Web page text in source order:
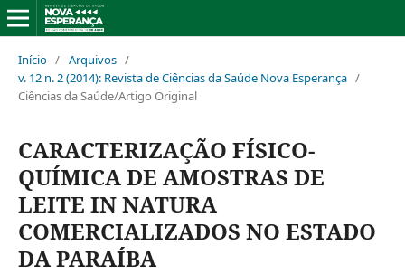
Início / Arquivos /
v. 12 n. 2 (2014): Revista de Ciências da Saúde Nova Esperança /
Ciências da Saúde/Artigo Original
CARACTERIZAÇÃO FÍSICO-
QUÍMICA DE AMOSTRAS DE
LEITE IN NATURA
COMERCIALIZADOS NO ESTADO
DA PARAÍBA